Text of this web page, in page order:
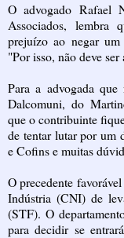
O advogado Rafael
Associados, lembra
prejuízo ao negar um
"Por isso, não deve
Para a advogada que
Dalcomuni, do
que o contribuinte
de tentar lutar por um
eCofinse muitas
O precedente
Indústria (CNI) de
(STF). O
para decidir se